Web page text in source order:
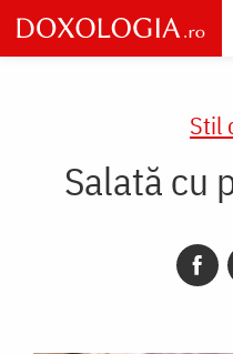
Skip
to
main
Stil
Salată cu